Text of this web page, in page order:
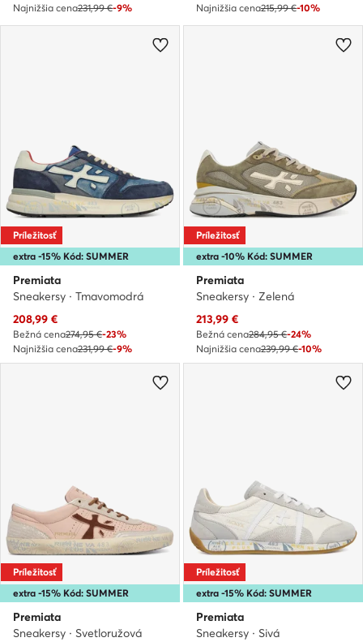
Najnižšia cena231,99 €-9%
Najnižšia cena215,99 €-10%
extra -15% Kód: SUMMER
Príležitosť
Premiata
Sneakersy · Tmavomodrá
Aktuálna cena
208,99 €
Bežná cena274,95 €-23%
Najnižšia cena231,99 €-9%
extra -10% Kód: SUMMER
Príležitosť
Premiata
Sneakersy · Zelená
Aktuálna cena
213,99 €
Bežná cena284,95 €-24%
Najnižšia cena239,99 €-10%
extra -15% Kód: SUMMER
Príležitosť
Premiata
Sneakersy · Svetloružová
extra -15% Kód: SUMMER
Príležitosť
Premiata
Sneakersy · Sivá